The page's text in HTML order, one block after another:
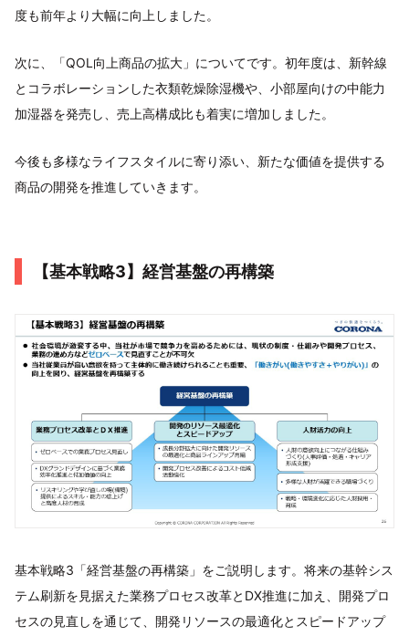
度も前年より大幅に向上しました。
次に、「QOL向上商品の拡大」についてです。初年度は、新幹線
とコラボレーションした衣類乾燥除湿機や、小部屋向けの中能力
加湿器を発売し、売上高構成比も着実に増加しました。
今後も多様なライフスタイルに寄り添い、新たな価値を提供する
商品の開発を推進していきます。
【基本戦略3】経営基盤の再構築
基本戦略3「経営基盤の再構築」をご説明します。将来の基幹シス
テム刷新を見据えた業務プロセス改革とDX推進に加え、開発プロ
セスの見直しを通じて、開発リソースの最適化とスピードアップ